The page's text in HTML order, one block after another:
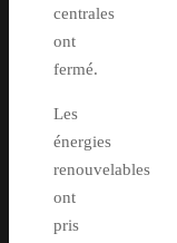
centrales
ont
fermé.
Les
énergies
renouvelables
ont
pris